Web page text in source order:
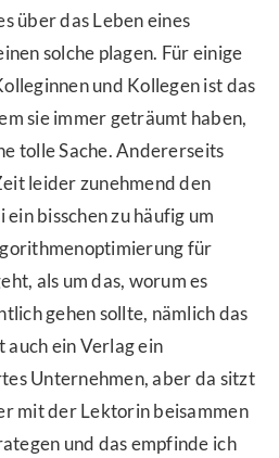
über das Leben eines
solche plagen. Für einige
und Kollegen ist das
sie immer geträumt haben,
tolle Sache. Andererseits
leider zunehmend den
bisschen zu häufig um
für
als um das, worum es
gehen sollte, nämlich das
ein Verlag ein
Unternehmen, aber da sitzt
mit der Lektorin beisammen
und das empfinde ich